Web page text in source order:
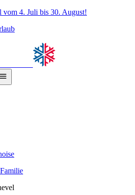
vom 4. Juli bis 30. August!